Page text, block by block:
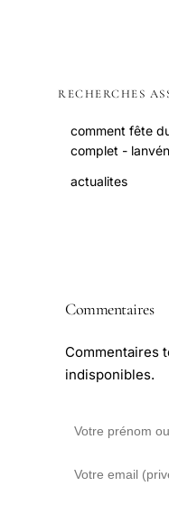
RECHERCHES
comment fête
complet -
actualites
Commentaires
Commentaires
indisponibles.